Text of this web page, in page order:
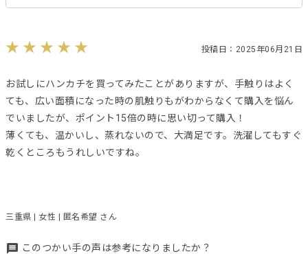
投稿日：2025年06月21日
お試しにハンカチを買ってみたことがありますが、手触りはよく
ても、広い面積になった時の肌触りもがわからなくて購入を悩ん
でいましたが、ポイント15倍の時に思い切って購入！
薄くても、温かいし、蒸れないので、大満足です。洗濯してもすぐ
乾くところもうれしいですね。
三重県 | 女性 | 匿名希望 さん
このつかい手の声は参考になりましたか？